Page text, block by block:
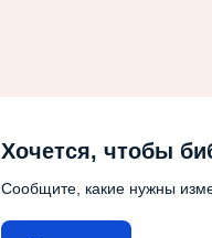
Хочется, чтобы
Сообщите, какие нужны